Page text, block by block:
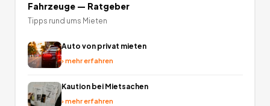
Fahrzeuge— Ratgeber
Tipps rund ums Mieten
Auto von privat mieten
›mehr erfahren
Kaution bei Mietsachen
›mehr erfahren